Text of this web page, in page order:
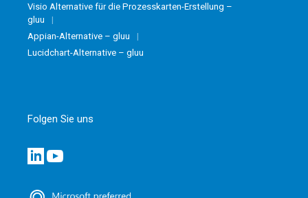
Visio Alternative für die Prozesskarten-Erstellung –
gluu
Appian-Alternative – gluu
Lucidchart-Alternative – gluu
Folgen Sie uns